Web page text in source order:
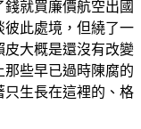
就買廉價航空出國
彼此處境，但繞了一
皮大概是還沒有改變
些早已過時陳腐的
只生長在這裡的、格